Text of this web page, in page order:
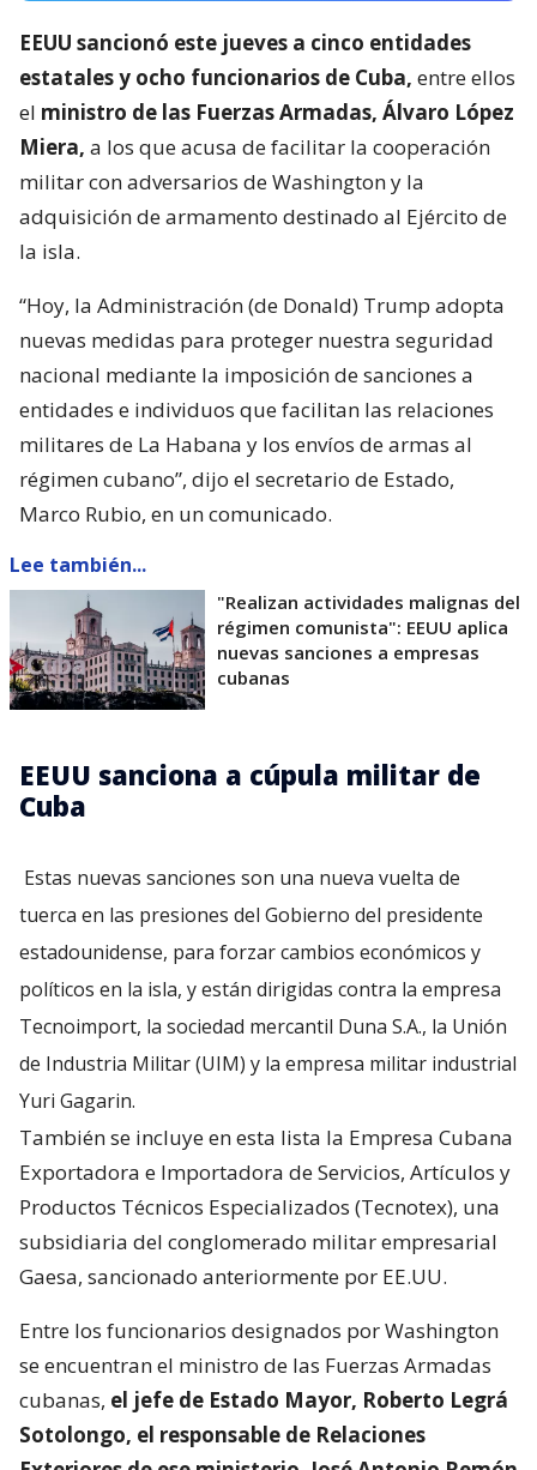
EEUU sancionó este jueves a cinco entidades
estatales y ocho funcionarios de Cuba, entre ellos
el ministro de las Fuerzas Armadas, Álvaro López
Miera, a los que acusa de facilitar la cooperación
militar con adversarios de Washington y la
adquisición de armamento destinado al Ejército de
la isla.
“Hoy, la Administración (de Donald) Trump adopta
nuevas medidas para proteger nuestra seguridad
nacional mediante la imposición de sanciones a
entidades e individuos que facilitan las relaciones
militares de La Habana y los envíos de armas al
régimen cubano”, dijo el secretario de Estado,
Marco Rubio, en un comunicado.
Lee también...
"Realizan actividades malignas del
régimen comunista": EEUU aplica
nuevas sanciones a empresas
cubanas
EEUU sanciona a cúpula militar de
Cuba
Estas nuevas sanciones son una nueva vuelta de
tuerca en las presiones del Gobierno del presidente
estadounidense, para forzar cambios económicos y
políticos en la isla, y están dirigidas contra la empresa
Tecnoimport, la sociedad mercantil Duna S.A., la Unión
de Industria Militar (UIM) y la empresa militar industrial
Yuri Gagarin.
También se incluye en esta lista la Empresa Cubana
Exportadora e Importadora de Servicios, Artículos y
Productos Técnicos Especializados (Tecnotex), una
subsidiaria del conglomerado militar empresarial
Gaesa, sancionado anteriormente por EE.UU.
Entre los funcionarios designados por Washington
se encuentran el ministro de las Fuerzas Armadas
cubanas, el jefe de Estado Mayor, Roberto Legrá
Sotolongo, el responsable de Relaciones